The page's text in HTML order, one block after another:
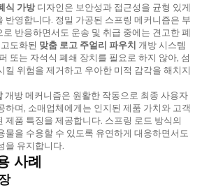
식 가방디자인은 보안성과 접근성을 균형 있게
반영합니다. 정밀 가공된 스프링 메커니즘은 부
반응하면서도 운송 및 취급 중에는 견고한 폐
도화된 맞춤 로고 주얼리 파우치 개방 시스템
또는 자석식 폐쇄 장치를 필요로 하지 않아, 섬
킬 위험을 제거하고 우아한 미적 감각을 해치지
개방 메커니즘은 원활한 작동으로 최종 사용자
하며, 소매업체에게는 인지된 제품 가치와 고객
제품 특징을 제공합니다. 스프링 로드 방식의
물을 수용할 수 있도록 유연하게 대응하면서도
을 유지합니다.
사례